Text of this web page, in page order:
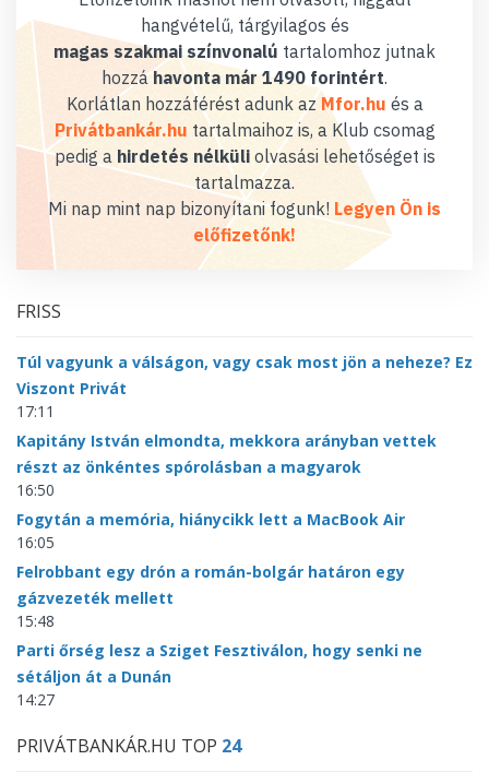
hangvételű, tárgyilagos és
magas szakmai színvonalú tartalomhoz jutnak
hozzáhavonta már 1490 forintért.
Korlátlan hozzáférést adunk az Mfor.hu és a
Privátbankár.hu tartalmaihoz is, a Klub csomag
pedig a hirdetés nélküliolvasási lehetőséget is
tartalmazza.
Mi nap mint nap bizonyítani fogunk! Legyen Ön is
előfizetőnk!
FRISS
Túl vagyunk a válságon, vagy csak most jön a neheze? Ez
Viszont Privát
17:11
Kapitány István elmondta, mekkora arányban vettek
részt az önkéntes spórolásban a magyarok
16:50
Fogytán a memória, hiánycikk lett a MacBook Air
16:05
Felrobbant egy drón a román-bolgár határon egy
gázvezeték mellett
15:48
Parti őrség lesz a Sziget Fesztiválon, hogy senki ne
sétáljon át a Dunán
14:27
PRIVÁTBANKÁR.HU TOP 24